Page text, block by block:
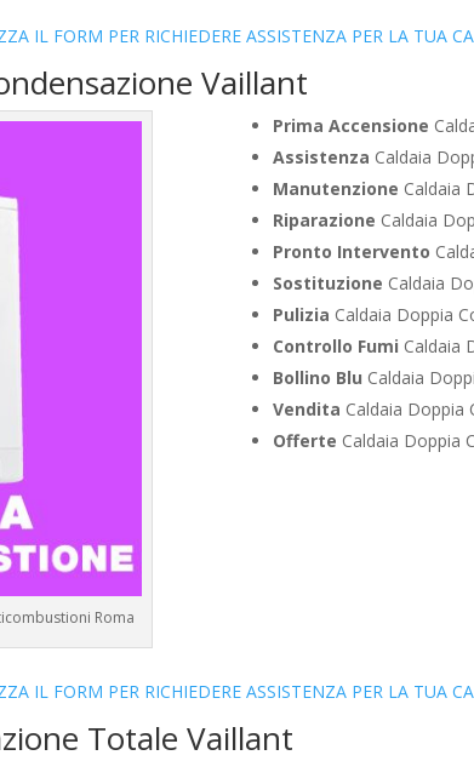
IL FORM PER RICHIEDERE ASSISTENZA PER LA TUA
Vaillant
Roma
Prima Accensione
Assistenza Caldaia
Manutenzione Caldaia
Riparazione Caldaia
Pronto Intervento
Sostituzione Caldaia
Pulizia Caldaia Doppia
Controllo Fumi Caldaia
Bollino Blu Caldaia
Vendita Caldaia Doppia
Offerte Caldaia Doppia
IL FORM PER RICHIEDERE ASSISTENZA PER LA TUA
Totale Vaillant